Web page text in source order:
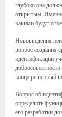
глубоко она
открытым.
какими будут
Нововведения
вопрос создания
идентификации
конца решенный
Вопрос об
определить
его разработки